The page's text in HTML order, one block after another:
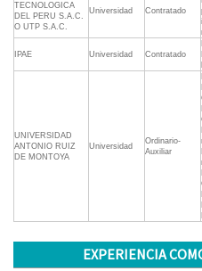
TECNOLOGICA
DEL PERU S.A.C.
O UTP S.A.C.
Universidad Contratado
IPAE Universidad Contratado
UNIVERSIDAD
ANTONIO RUIZ
DE MONTOYA
Universidad
Ordinario-
Auxiliar
EXPERIENCIA